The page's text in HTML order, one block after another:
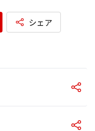
シェア